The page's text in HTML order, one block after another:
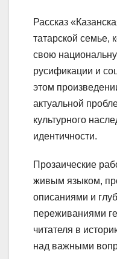
Рассказ
татарской семье,
свою
русификации и
этом
актуальной
культурного
идентичности.
Прозаические
живым языком,
описаниями и
переживаниями
читателя в
над важными